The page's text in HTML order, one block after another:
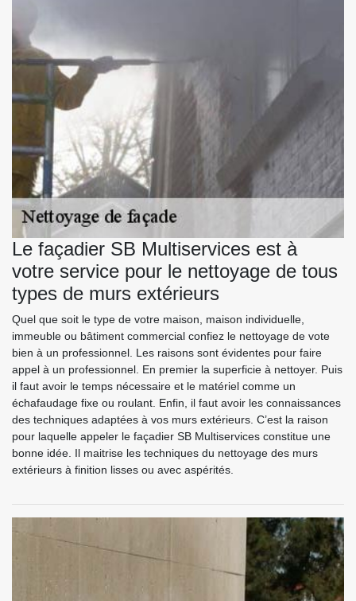
Le façadier SB Multiservices est à
votre service pour le nettoyage de tous
types de murs extérieurs
Quel que soit le type de votre maison, maison individuelle,
immeuble ou bâtiment commercial confiez le nettoyage de vote
bien à un professionnel. Les raisons sont évidentes pour faire
appel à un professionnel. En premier la superficie à nettoyer. Puis
il faut avoir le temps nécessaire et le matériel comme un
échafaudage fixe ou roulant. Enfin, il faut avoir les connaissances
des techniques adaptées à vos murs extérieurs. C’est la raison
pour laquelle appeler le façadier SB Multiservices constitue une
bonne idée. Il maitrise les techniques du nettoyage des murs
extérieurs à finition lisses ou avec aspérités.